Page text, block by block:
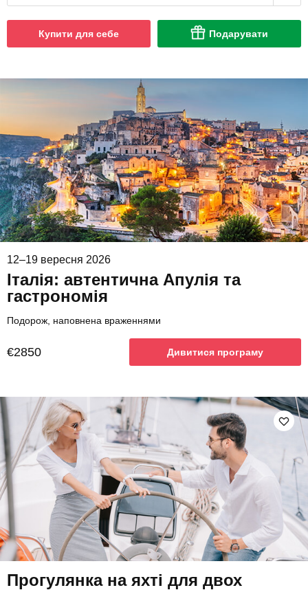
Купити для себе Подарувати
12–19 вересня 2026
Італія: автентична Апулія та
гастрономія
Подорож, наповнена враженнями
€2850 Дивитися програму
Прогулянка на яхті для двох